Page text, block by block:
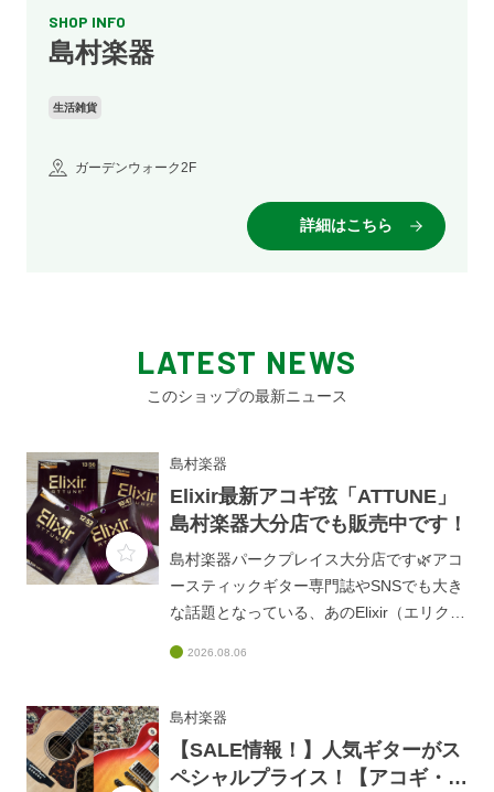
SHOP INFO
島村楽器
生活雑貨
ガーデンウォーク2F
詳細はこちら
LATEST NEWS
このショップの最新ニュース
島村楽器
Elixir最新アコギ弦「ATTUNE」
島村楽器大分店でも販売中です！
島村楽器パークプレイス大分店です🌿アコ
ースティックギター専門誌やSNSでも大き
な話題となっている、あのElixir（エリクサ
『ATTUNE（アチューン）フォスファーブ
WEBでは、この革新的なアコギ弦
「ATTUNE」をご紹介中です✨■「音が暗
い・滑る」はもう古い！Elixir最新アコギ弦
2026.08.06
島村楽器
【SALE情報！】人気ギターがス
ペシャルプライス！【アコギ・エ